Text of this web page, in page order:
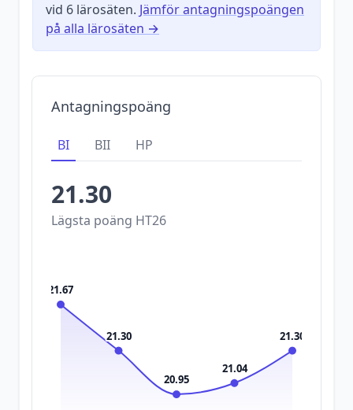
vid 6 lärosäten. Jämför antagningspoängen
på alla lärosäten →
Antagningspoäng
BI BII HP
21.30
Lägsta poäng HT26
21.67
21.30
20.95
21.04
21.30